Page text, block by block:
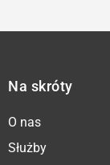
Na skróty
O nas
Służby